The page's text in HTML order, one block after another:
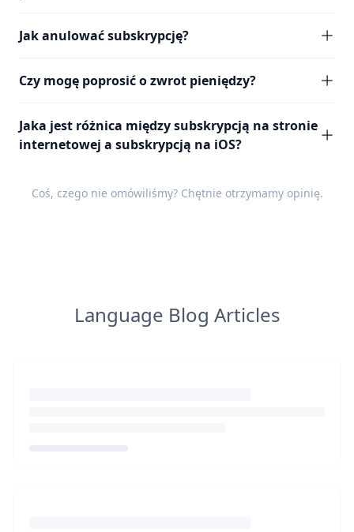
Jak anulować subskrypcję?
Czy mogę poprosić o zwrot pieniędzy?
Jaka jest różnica między subskrypcją na stronie
internetowej a subskrypcją na iOS?
Coś, czego nie omówiliśmy? Chętnie otrzymamy opinię.
Language Blog Articles